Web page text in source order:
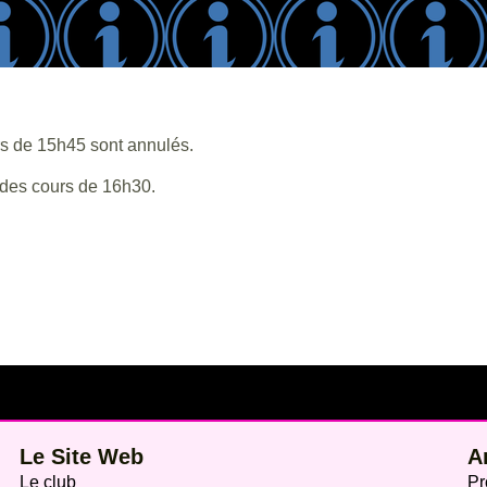
de 15h45 sont annulés.
cours de 16h30.
Le Site Web
Le club